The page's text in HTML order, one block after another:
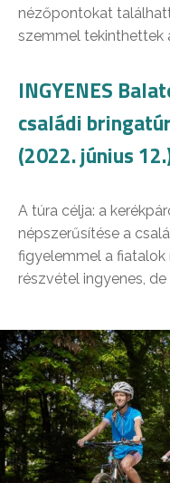
nézőpontokat
szemmel tekinthettek
INGYENES
családi
(2022. június
A túra célja: a
népszerűsítése a
figyelemmel a
részvétel ingyenes,